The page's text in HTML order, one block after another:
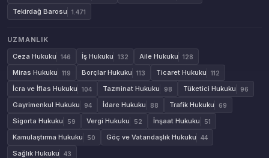
Tekirdağ Barosu 1.471
UZMANLIK
Ceza Hukuku
146 İş Hukuku 132 Aile Hukuku 128
Miras Hukuku 119 Borçlar Hukuku 113 Ticaret Hukuku 112
İcra ve İflas Hukuku 104 Tazminat Hukuku 98 Tüketici Hukuku 96
Gayrimenkul Hukuku 94 İdare Hukuku 88 Trafik Hukuku 69
Sigorta Hukuku 59 Vergi Hukuku 52 İnşaat Hukuku 51
Kamulaştırma Hukuku 50 Göç ve Vatandaşlık Hukuku 44
Sağlık Hukuku 43